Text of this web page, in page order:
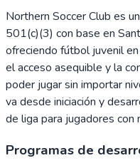
Northern Soccer Club es
501(c)(3) con base en
ofreciendo fútbol juvenil
el acceso asequible y la
poder jugar sin importar
va desde iniciación y
de liga para jugadores con
Programas de